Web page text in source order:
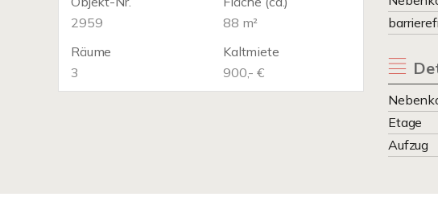
2959
88 m²
Räume
3
Kaltmiete
900,- €
Etage
Aufzug